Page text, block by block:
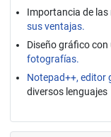
Importancia de
sus ventajas.
Diseño gráfico
fotografías.
Notepad++, editor
diversos lenguajes